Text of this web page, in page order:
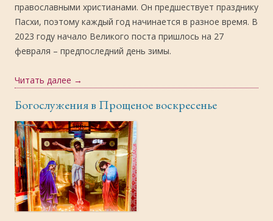
православными христианами. Он предшествует празднику
Пасхи, поэтому каждый год начинается в разное время. В
2023 году начало Великого поста пришлось на 27
февраля – предпоследний день зимы.
Читать далее →
Богослужения в Прощеное воскресенье